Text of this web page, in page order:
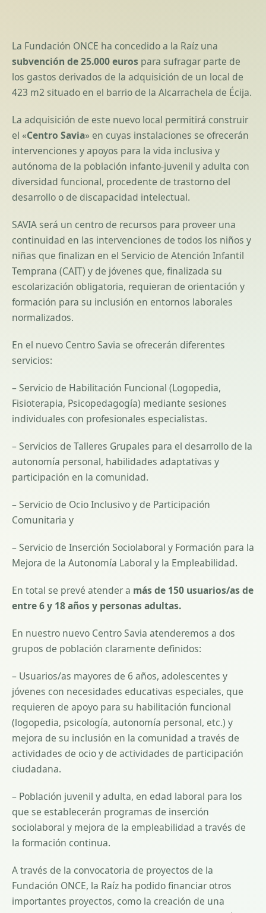
La Fundación ONCE ha concedido a la Raíz una
subvención de 25.000 euros para sufragar parte de
los gastos derivados de la adquisición de un local de
423 m2 situado en el barrio de la Alcarrachela de Écija.
La adquisición de este nuevo local permitirá construir
el «Centro Savia» en cuyas instalaciones se ofrecerán
intervenciones y apoyos para la vida inclusiva y
autónoma de la población infanto-juvenil y adulta con
diversidad funcional, procedente de trastorno del
desarrollo o de discapacidad intelectual.
SAVIA será un centro de recursos para proveer una
continuidad en las intervenciones de todos los niños y
niñas que finalizan en el Servicio de Atención Infantil
Temprana (CAIT) y de jóvenes que, finalizada su
escolarización obligatoria, requieran de orientación y
formación para su inclusión en entornos laborales
normalizados.
En el nuevo Centro Savia se ofrecerán diferentes
servicios:
– Servicio de Habilitación Funcional (Logopedia,
Fisioterapia, Psicopedagogía) mediante sesiones
individuales con profesionales especialistas.
– Servicios de Talleres Grupales para el desarrollo de la
autonomía personal, habilidades adaptativas y
participación en la comunidad.
– Servicio de Ocio Inclusivo y de Participación
Comunitaria y
– Servicio de Inserción Sociolaboral y Formación para la
Mejora de la Autonomía Laboral y la Empleabilidad.
En total se prevé atender a más de 150 usuarios/as de
entre 6 y 18 años y personas adultas.
En nuestro nuevo Centro Savia atenderemos a dos
grupos de población claramente definidos:
– Usuarios/as mayores de 6 años, adolescentes y
jóvenes con necesidades educativas especiales, que
requieren de apoyo para su habilitación funcional
(logopedia, psicología, autonomía personal, etc.) y
mejora de su inclusión en la comunidad a través de
actividades de ocio y de actividades de participación
ciudadana.
– Población juvenil y adulta, en edad laboral para los
que se establecerán programas de inserción
sociolaboral y mejora de la empleabilidad a través de
la formación continua.
A través de la convocatoria de proyectos de la
Fundación ONCE, la Raíz ha podido financiar otros
importantes proyectos, como la creación de una